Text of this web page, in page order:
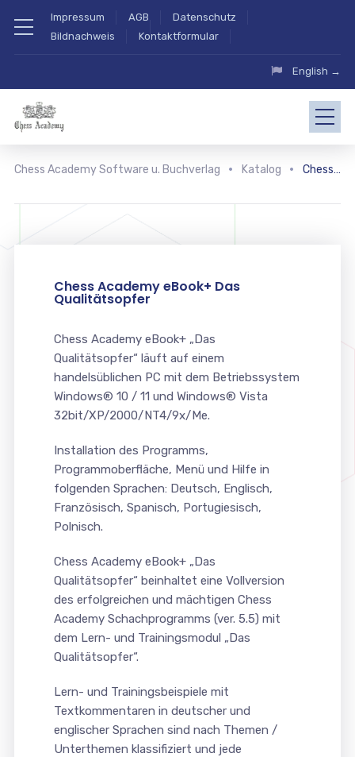
Impressum AGB
Datenschutz
Bildnachweis
Kontaktformular
English →
Chess Academy Software u. Buchverlag Katalog Chess Academy eBook+ Das Qualitätsopfer
Chess Academy eBook+ Das
Qualitätsopfer
Chess Academy eBook+ „Das
Qualitätsopfer“ läuft auf einem
handelsüblichen PC mit dem Betriebssystem
Windows® 10 / 11 und Windows® Vista
32bit/XP/2000/NT4/9x/Me.
Installation des Programms,
Programmoberfläche, Menü und Hilfe in
folgenden Sprachen: Deutsch, Englisch,
Französisch, Spanisch, Portugiesisch,
Polnisch.
Chess Academy eBook+ „Das
Qualitätsopfer“ beinhaltet eine Vollversion
des erfolgreichen und mächtigen Chess
Academy Schachprogramms (ver. 5.5) mit
dem Lern- und Trainingsmodul „Das
Qualitätsopfer“.
Lern- und Trainingsbeispiele mit
Textkommentaren in deutscher und
englischer Sprachen sind nach Themen /
Unterthemen klassifiziert und jede